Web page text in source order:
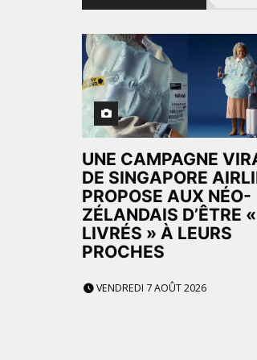
UNE CAMPAGNE
DE SINGAPORE
PROPOSE AUX NÉO-
ZÉLANDAIS D’ÊTRE «
LIVRÉS » À LEURS
PROCHES
VENDREDI 7 AOÛT 2026